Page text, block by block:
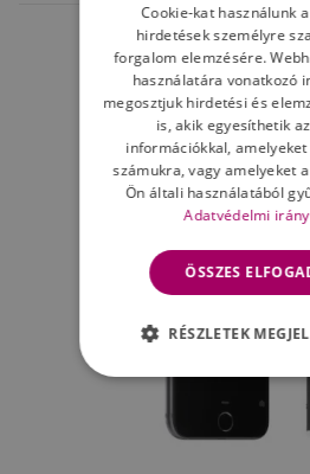
Ne
Cookie-kat használunk
hirdetések személyre
forgalom elemzésére.
használatára vonatkozó
megosztjuk hirdetési és
is, akik egyesíthetik
információkkal,
számukra, vagy amelyeket
Ön általi használatából
Adatvédelmi
ÖSSZES
RÉSZLETEK